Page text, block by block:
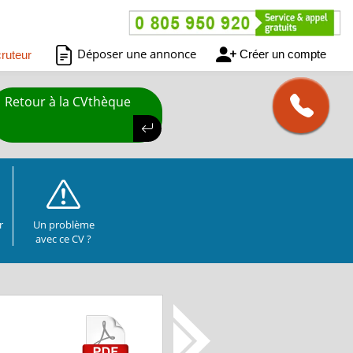
Déposer une annonce Créer un compte
Retour à la CVthèque
Un problème
avec ce CV ?